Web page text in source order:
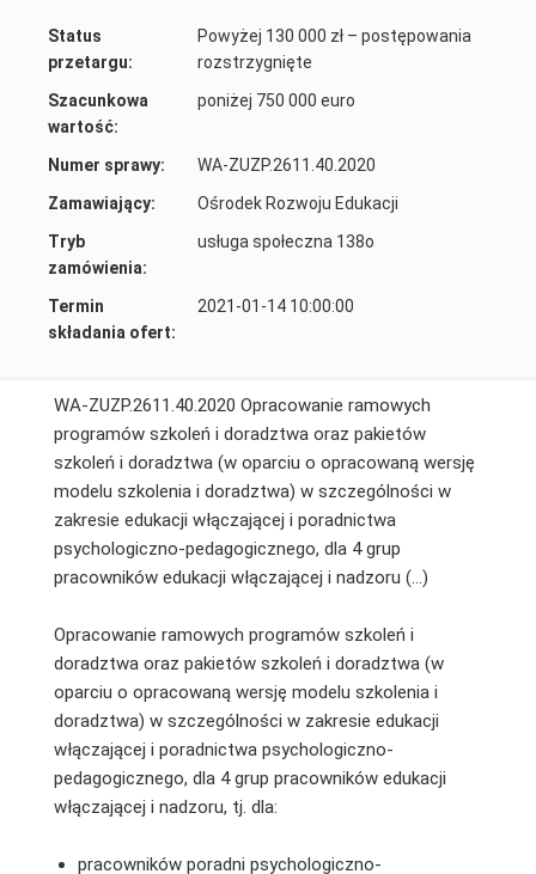
Status
przetargu:
Powyżej 130 000 zł – postępowania
rozstrzygnięte
Szacunkowa
wartość:
poniżej 750 000 euro
Numer sprawy:
WA-ZUZP.2611.40.2020
Zamawiający:
Ośrodek Rozwoju Edukacji
Tryb
zamówienia:
usługa społeczna 138o
Termin
składania ofert:
2021-01-14 10:00:00
WA-ZUZP.2611.40.2020 Opracowanie ramowych
programów szkoleń i doradztwa oraz pakietów
szkoleń i doradztwa (w oparciu o opracowaną wersję
modelu szkolenia i doradztwa) w szczególności w
zakresie edukacji włączającej i poradnictwa
psychologiczno-pedagogicznego, dla 4 grup
pracowników edukacji włączającej i nadzoru (…)
Opracowanie ramowych programów szkoleń i
doradztwa oraz pakietów szkoleń i doradztwa (w
oparciu o opracowaną wersję modelu szkolenia i
doradztwa) w szczególności w zakresie edukacji
włączającej i poradnictwa psychologiczno-
pedagogicznego, dla 4 grup pracowników edukacji
włączającej i nadzoru, tj. dla:
pracowników poradni psychologiczno-